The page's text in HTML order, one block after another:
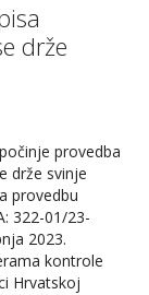
drže
provedba
drže svinje
provedbu
322-01/23-
2023.
kontrole
Hrvatskoj